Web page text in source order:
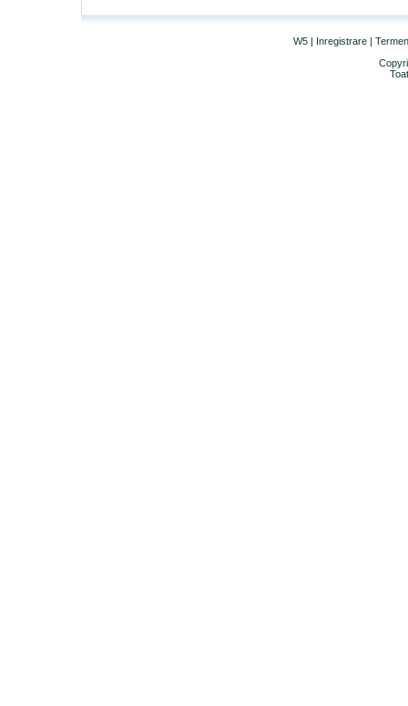
W5| Inregistrare|